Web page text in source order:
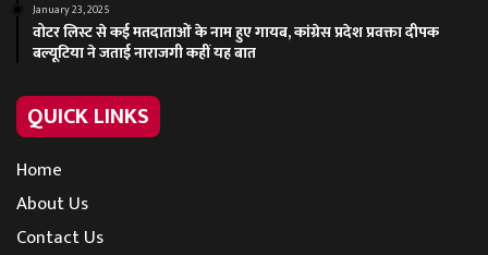
January 23, 2025
वोटर लिस्ट से कई मतदाताओं के नाम हुए गायब, कांग्रेस प्रदेश प्रवक्ता दीपक
बल्यूटिया ने जताई नाराजगी कहीं यह बात
QUICK LINKS
Home
About Us
Contact Us